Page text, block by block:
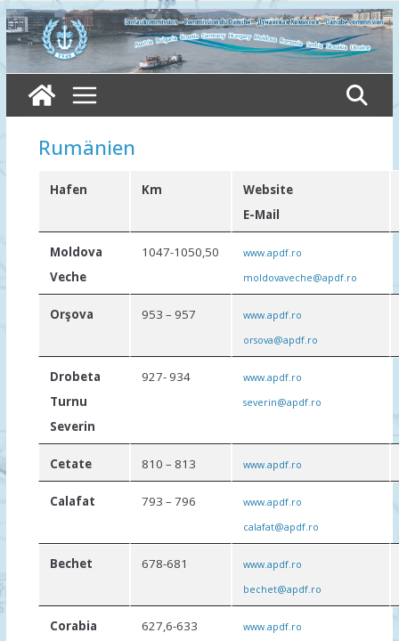
Skip
to
content
Rumänien
Нafen Km
Website
E-Mail
Moldova
Veche
1047-1050,50
www.apdf.ro
moldovaveche@apdf.ro
Orşova 953 – 957
www.apdf.ro
orsova@apdf.ro
Drobeta
Turnu
Severin
927- 934
www.apdf.ro
severin@apdf.ro
Cetate 810 – 813 www.apdf.ro
Calafat 793 – 796
www.apdf.ro
calafat@apdf.ro
Beсhet 678-681
www.apdf.ro
bechet@apdf.ro
Corabia 627,6-633
www.apdf.ro